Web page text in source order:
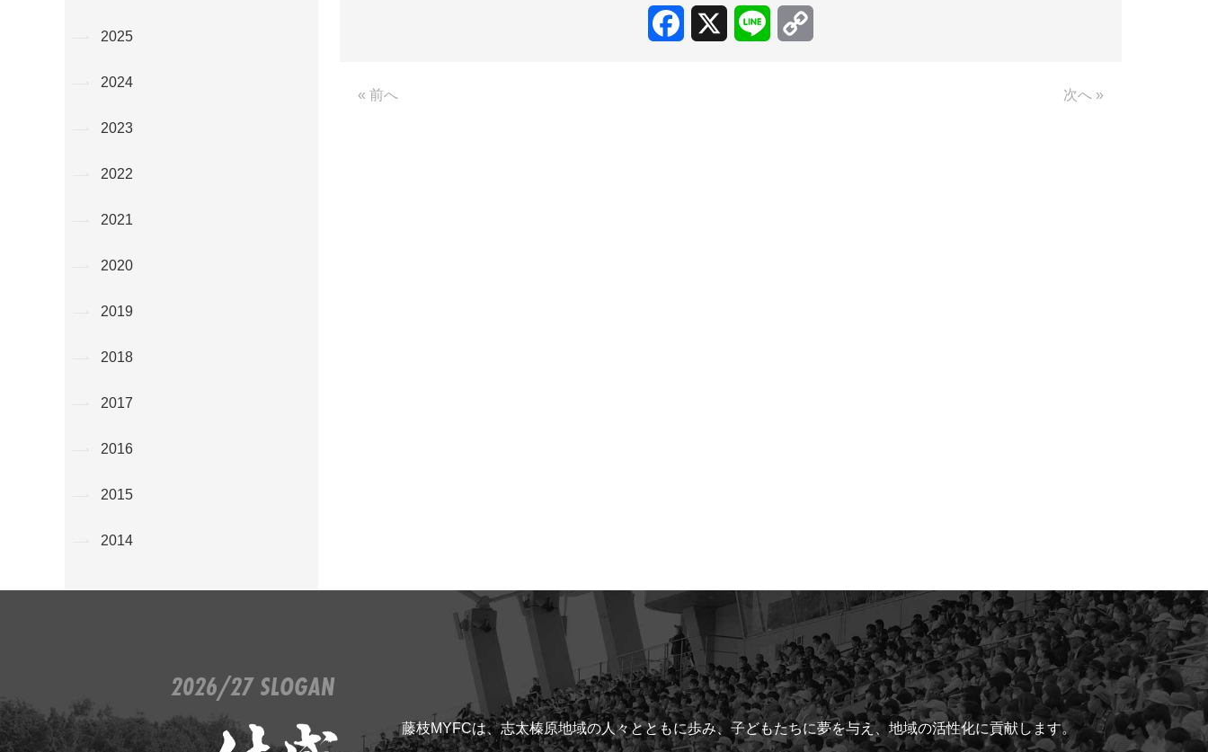
Facebook Line
« 前へ 次へ »
2025
2024
2023
2022
2021
2020
2019
2018
2017
2016
2015
2014
2026/27 SLOGAN
藤枝MYFCは、志太榛原地域の人々とともに歩み、子どもたちに夢を与え、地域の活性化に貢献します。